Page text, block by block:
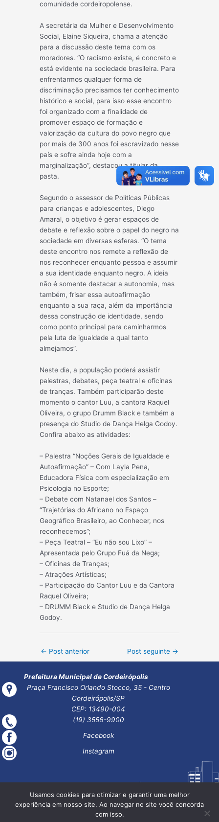
comunidade cordeiropolense.
A secretária da Mulher e Desenvolvimento
Social, Elaine Siqueira, chama a atenção
para a discussão deste tema com os
moradores. “O racismo existe, é concreto e
está evidente na sociedade brasileira. Para
enfrentarmos qualquer forma de
discriminação precisamos ter conhecimento
histórico e social, para isso esse encontro
foi organizado com a finalidade de
promover espaço de formação e
valorização da cultura do povo negro que
por mais de 300 anos foi escravizado nesse
país e sofre ainda hoje com a
marginalização”, destacou a titular da
pasta.
Segundo o assessor de Políticas Públicas
para crianças e adolescentes, Diego
Amaral, o objetivo é gerar espaços de
debate e reflexão sobre o papel do negro na
sociedade em diversas esferas. “O tema
deste encontro nos remete a reflexão de
nos reconhecer enquanto pessoa e assumir
a sua identidade enquanto negro. A ideia
não é somente destacar a autonomia, mas
também, frisar essa autoafirmação
enquanto a sua raça, além da importância
dessa construção de identidade, sendo
como ponto principal para caminharmos
pela luta de igualdade a qual tanto
almejamos”.
Neste dia, a população poderá assistir
palestras, debates, peça teatral e oficinas
de tranças. Também participarão deste
momento o cantor Luu, a cantora Raquel
Oliveira, o grupo Drumm Black e também a
presença do Studio de Dança Helga Godoy.
Confira abaixo as atividades:
– Palestra “Noções Gerais de Igualdade e
Autoafirmação” – Com Layla Pena,
Educadora Física com especialização em
Psicologia no Esporte;
– Debate com Natanael dos Santos –
“Trajetórias do Africano no Espaço
Geográfico Brasileiro, ao Conhecer, nos
reconhecemos”;
– Peça Teatral – “Eu não sou Lixo” –
Apresentada pelo Grupo Fuá da Nega;
– Oficinas de Tranças;
– Atrações Artísticas;
– Participação do Cantor Luu e da Cantora
Raquel Oliveira;
– DRUMM Black e Studio de Dança Helga
Godoy.
Post
← Post anterior Post seguinte →
Prefeitura Municipal de Cordeirópolis
Praça Francisco Orlando Stocco, 35 - Centro
Cordeirópolis/SP
CEP: 13490-004
(19) 3556-9900
Facebook
Instagram
Usamos cookies para otimizar e garantir uma melhor
experiência em nosso site. Ao navegar no site você concorda
com isso.